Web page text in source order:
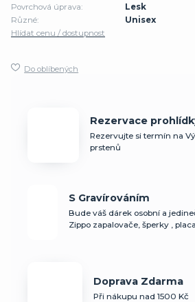
Povrchová úprava:
Lesk
Různé:
Unisex
Hlídat cenu / dostupnost
Do oblíbených
Rezervace
Rezervujte si termín na
prstenů
S Gravírováním
Bude váš dárek osobní a
Zippo zapalovače, šperky ,
Doprava Zdarma
Při nákupu nad 1500 Kč